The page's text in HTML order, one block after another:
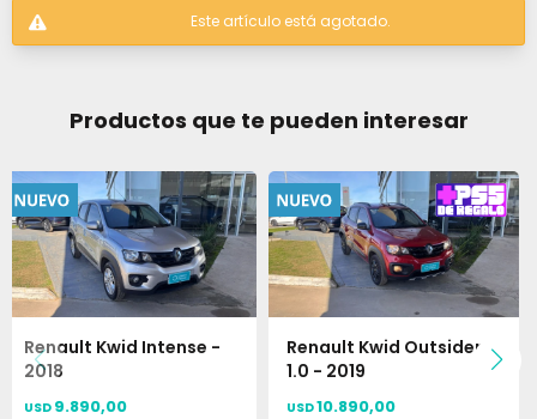
Este artículo está agotado.
Productos que te pueden interesar
Renault Kwid Intense -
2018
USD 9.890,00
Renault Kwid Outsider
1.0 - 2019
USD10.890,00